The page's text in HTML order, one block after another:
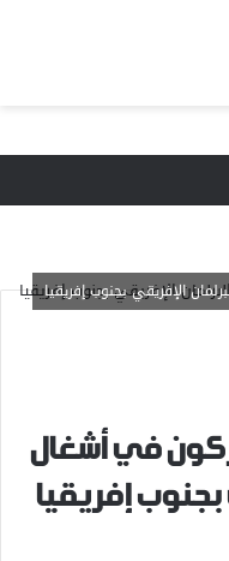
الإفريقي بجنوب إفريقيا
في أشغال
بجنوب إفريقيا